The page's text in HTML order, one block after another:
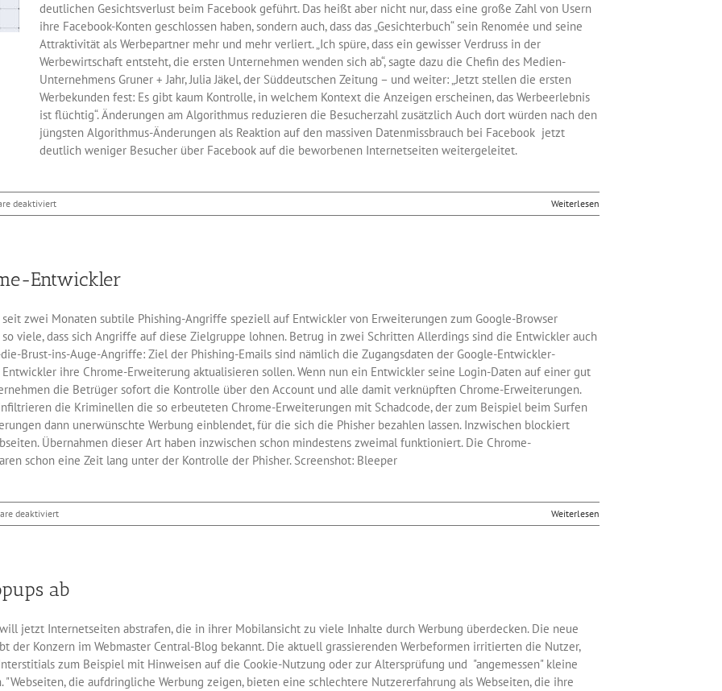
deutlichen Gesichtsverlust beim Facebook geführt. Das heißt aber nicht nur, dass eine große Zahl von Usern
ihre Facebook-Konten geschlossen haben, sondern auch, dass das „Gesichterbuch“ sein Renomée und seine
Attraktivität als Werbepartner mehr und mehr verliert. „Ich spüre, dass ein gewisser Verdruss in der
Werbewirtschaft entsteht, die ersten Unternehmen wenden sich ab“, sagte dazu die Chefin des Medien-
Unternehmens Gruner + Jahr, Julia Jäkel, der Süddeutschen Zeitung – und weiter: „Jetzt stellen die ersten
Werbekunden fest: Es gibt kaum Kontrolle, in welchem Kontext die Anzeigen erscheinen, das Werbeerlebnis
ist flüchtig“. Änderungen am Algorithmus reduzieren die Besucherzahl zusätzlich Auch dort würden nach den
jüngsten Algorithmus-Änderungen als Reaktion auf den massiven Datenmissbrauch bei Facebook jetzt
deutlich weniger Besucher über Facebook auf die beworbenen Internetseiten weitergeleitet.
deaktiviertfür
Wo
von
Facebook?
Weiterlesen
Entwickler
zwei Monaten subtile Phishing-Angriffe speziell auf Entwickler von Erweiterungen zum Google-Browser
viele, dass sich Angriffe auf diese Zielgruppe lohnen. Betrug in zwei Schritten Allerdings sind die Entwickler auch
Brust-ins-Auge-Angriffe: Ziel der Phishing-Emails sind nämlich die Zugangsdaten der Google-Entwickler-
Entwickler ihre Chrome-Erweiterung aktualisieren sollen. Wenn nun ein Entwickler seine Login-Daten auf einer gut
die Betrüger sofort die Kontrolle über den Account und alle damit verknüpften Chrome-Erweiterungen.
die Kriminellen die so erbeuteten Chrome-Erweiterungen mit Schadcode, der zum Beispiel beim Surfen
dann unerwünschte Werbung einblendet, für die sich die Phisher bezahlen lassen. Inzwischen blockiert
Übernahmen dieser Art haben inzwischen schon mindestens zweimal funktioniert. Die Chrome-
schon eine Zeit lang unter der Kontrolle der Phisher. Screenshot: Bleeper
deaktiviertfür
Phishing-
Entwickler
Weiterlesen
ab
jetzt Internetseiten abstrafen, die in ihrer Mobilansicht zu viele Inhalte durch Werbung überdecken. Die neue
der Konzern im Webmaster Central-Blog bekannt. Die aktuell grassierenden Werbeformen irritierten die Nutzer,
zum Beispiel mit Hinweisen auf die Cookie-Nutzung oder zur Altersprüfung und "angemessen" kleine
die aufdringliche Werbung zeigen, bieten eine schlechtere Nutzererfahrung als Webseiten, die ihre